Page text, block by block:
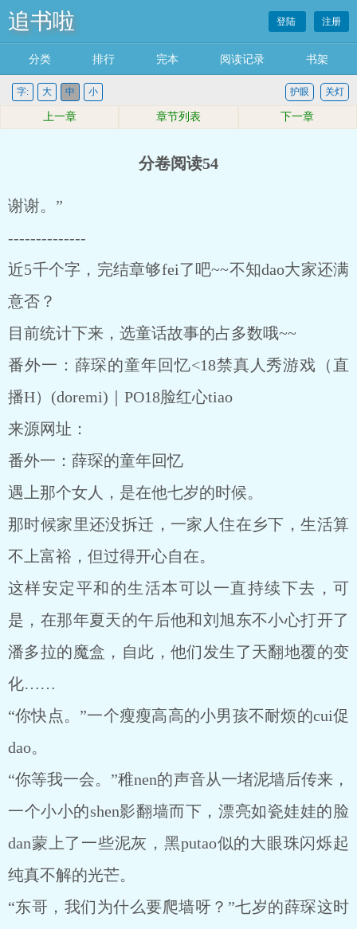
追书啦 登陆 注册
分类 排行 完本 阅读记录 书架
字: 大 中 小 关灯
护眼
上一章 章节列表 下一章
分卷阅读54
谢谢。”
--------------
近5千个字，完结章够fei了吧~~不知dao大家还满
意否？
目前统计下来，选童话故事的占多数哦~~
番外一：薛琛的童年回忆<18禁真人秀游戏（直
播H）(doremi)｜PO18脸红心tiao
来源网址：
番外一：薛琛的童年回忆
遇上那个女人，是在他七岁的时候。
那时候家里还没拆迁，一家人住在乡下，生活算
不上富裕，但过得开心自在。
这样安定平和的生活本可以一直持续下去，可
是，在那年夏天的午后他和刘旭东不小心打开了
潘多拉的魔盒，自此，他们发生了天翻地覆的变
化……
“你快点。”一个瘦瘦高高的小男孩不耐烦的cui促
dao。
“你等我一会。”稚nen的声音从一堵泥墙后传来，
一个小小的shen影翻墙而下，漂亮如瓷娃娃的脸
dan蒙上了一些泥灰，黑putao似的大眼珠闪烁起
纯真不解的光芒。
“东哥，我们为什么要爬墙呀？”七岁的薛琛这时